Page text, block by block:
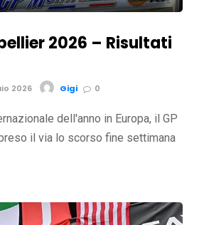
2026 – Risultati
2026 Gigi 0
dell'anno in Europa, il GP
il via lo scorso fine settimana